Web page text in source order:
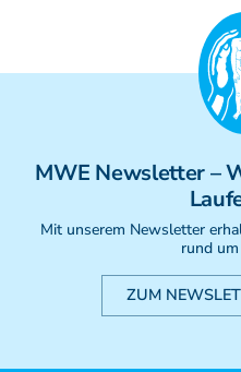
MWE Newsletter–
Mit unserem Newsletter
rund
ZUM